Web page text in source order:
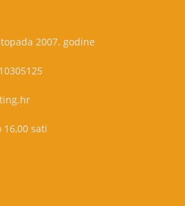
2007. godine
16,00 sati